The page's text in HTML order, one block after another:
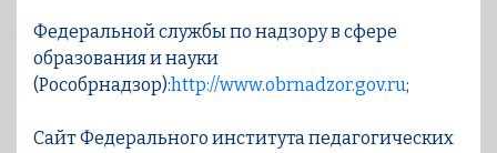
Федеральной службы по надзору в сфере
образования и науки
(Рособрнадзор):http://www.obrnadzor.gov.ru;
Cайт Федерального института педагогических